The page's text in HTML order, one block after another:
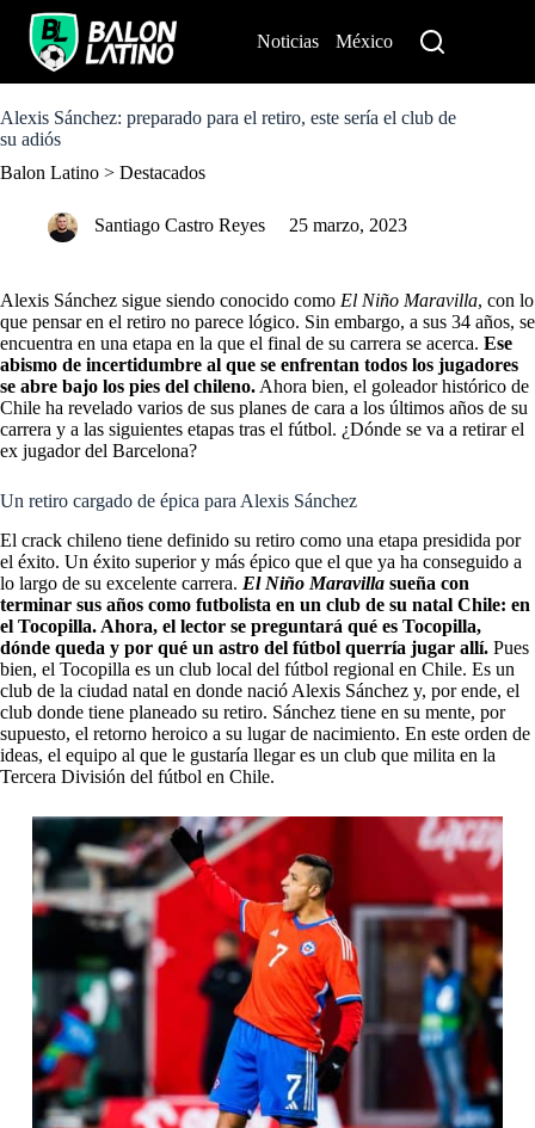
o
c
n
Noticias México
Alexis Sánchez: preparado para el retiro, este sería el club de
su adiós
Balon Latino > Destacados
Santiago Castro Reyes 25 marzo, 2023
Alexis Sánchez sigue siendo conocido como El Niño Maravilla, con lo
que pensar en el retiro no parece lógico. Sin embargo, a sus 34 años, se
encuentra en una etapa en la que el final de su carrera se acerca. Ese
abismo de incertidumbre al que se enfrentan todos los jugadores
se abre bajo los pies del chileno. Ahora bien, el goleador histórico de
Chile ha revelado varios de sus planes de cara a los últimos años de su
carrera y a las siguientes etapas tras el fútbol. ¿Dónde se va a retirar el
ex jugador del Barcelona?
Un retiro cargado de épica para Alexis Sánchez
El crack chileno tiene definido su retiro como una etapa presidida por
el éxito. Un éxito superior y más épico que el que ya ha conseguido a
lo largo de su excelente carrera. El Niño Maravilla sueña con
terminar sus años como futbolista en un club de su natal Chile: en
el Tocopilla. Ahora, el lector se preguntará qué es Tocopilla,
dónde queda y por qué un astro del fútbol querría jugar allí. Pues
bien, el Tocopilla es un club local del fútbol regional en Chile. Es un
club de la ciudad natal en donde nació Alexis Sánchez y, por ende, el
club donde tiene planeado su retiro. Sánchez tiene en su mente, por
supuesto, el retorno heroico a su lugar de nacimiento. En este orden de
ideas, el equipo al que le gustaría llegar es un club que milita en la
Tercera División del fútbol en Chile.